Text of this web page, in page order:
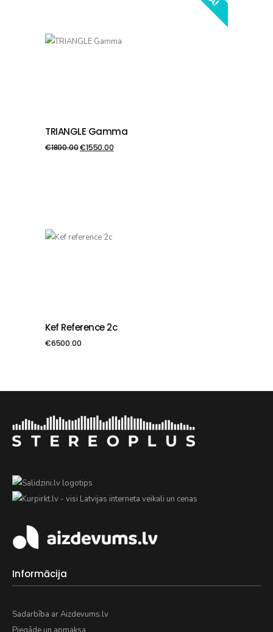
PIEVIENOT GROZAM
TRIANGLE Gamma
€1800.00€1550.00
PIEVIENOT GROZAM
Kef Reference 2c
€6500.00
Informācija
Sadarbība ar Aizdevums.lv